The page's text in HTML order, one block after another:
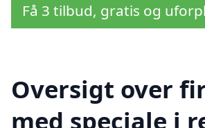
Få 3 tilbud, gratis og
Oversigt over
med speciale i